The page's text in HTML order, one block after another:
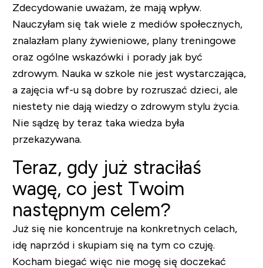
Zdecydowanie uważam, że mają wpływ.
Nauczyłam się tak wiele z mediów społecznych,
znalazłam plany żywieniowe, plany treningowe
oraz ogólne wskazówki i porady jak być
zdrowym. Nauka w szkole nie jest wystarczająca,
a zajęcia wf-u są dobre by rozruszać dzieci, ale
niestety nie dają wiedzy o zdrowym stylu życia.
Nie sądzę by teraz taka wiedza była
przekazywana.
Teraz, gdy już straciłaś
wagę, co jest Twoim
następnym celem?
Już się nie koncentruje na konkretnych celach,
idę naprzód i skupiam się na tym co czuję.
Kocham biegać więc nie mogę się doczekać